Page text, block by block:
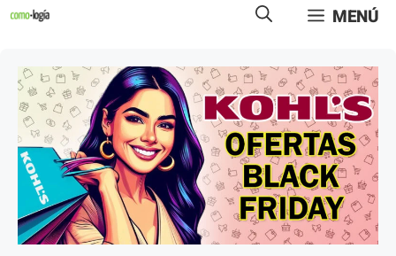
Saltar
contenido
MENÚ